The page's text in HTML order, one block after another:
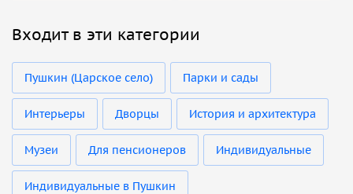
Входит в эти категории
Пушкин (Царское село) Парки и сады
Интерьеры Дворцы История и архитектура
Музеи Для пенсионеров Индивидуальные
Индивидуальные в Пушкин